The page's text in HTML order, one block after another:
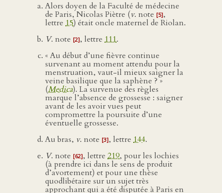
Alors doyen de la Faculté de médecine
de Paris, Nicolas Piètre (v. note [5],
lettre 15) était oncle maternel de Riolan.
V. note [2], lettre 111.
« Au début d’une fièvre continue
survenant au moment attendu pour la
menstruation, vaut-il mieux saigner la
veine basilique que la saphène ? »
(Medica). La survenue des règles
marque l’absence de grossesse : saigner
avant de les avoir vues peut
compromettre la poursuite d’une
éventuelle grossesse.
Au bras, v. note [3], lettre 144.
V. note [62], lettre 219, pour les lochies
(à prendre ici dans le sens de produit
d’avortement) et pour une thèse
quodlibétaire sur un sujet très
approchant qui a été disputée à Paris en